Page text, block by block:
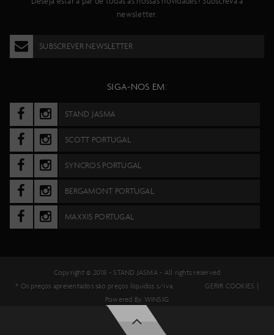
newsletter.
SUBSCREVER NEWSLETTER
SIGA-NOS EM:
STAND JASMA
SCOTT PORTUGAL
SYNCROS PORTUGAL
BERGAMONT PORTUGAL
MAXXIS PORTUGAL
Copyright © 2018 -STAND JASMA- All rights reserved
* Os preços apresentados são preços líquidos s/iva
GERIR COOKIES
Powered By WINSIG